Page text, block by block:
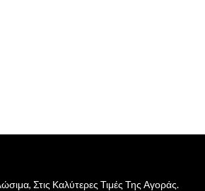
Στις Καλύτερες Τιμές Της Αγοράς.